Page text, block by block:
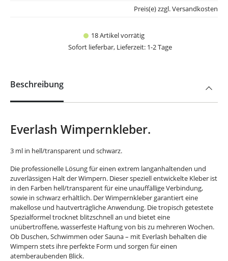
18 Artikel vorrätig
Sofort lieferbar, Lieferzeit: 1-2 Tage
Preis(e) zzgl. Versandkosten
Beschreibung
Everlash Wimpernkleber.
3 ml in hell/transparent und schwarz.
Die professionelle Lösung für einen extrem langanhaltenden und
zuverlässigen Halt der Wimpern. Dieser speziell entwickelte Kleber ist
in den Farben hell/transparent für eine unauffällige Verbindung,
sowie in schwarz erhältlich. Der Wimpernkleber garantiert eine
makellose und hautverträgliche Anwendung. Die tropisch getestete
Spezialformel trocknet blitzschnell an und bietet eine
unübertroffene, wasserfeste Haftung von bis zu mehreren Wochen.
Ob Duschen, Schwimmen oder Sauna – mit Everlash behalten die
Wimpern stets ihre perfekte Form und sorgen für einen
atemberaubenden Blick.